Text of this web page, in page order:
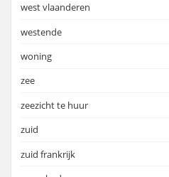
west vlaanderen
westende
woning
zee
zeezicht te huur
zuid
zuid frankrijk